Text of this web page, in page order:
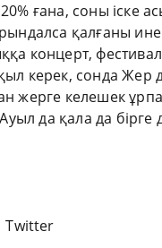
ғана, соны іске
қалғаны
концерт,
керек, сонда Жер
жерге келешек
да қала да
Twitter